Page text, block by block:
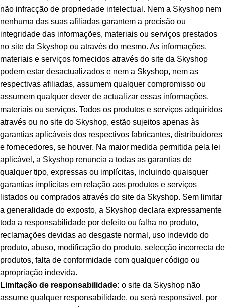
não infracção de propriedade intelectual. Nem a Skyshop nem
nenhuma das suas afiliadas garantem a precisão ou
integridade das informações, materiais ou serviços prestados
no site da Skyshop ou através do mesmo. As informações,
materiais e serviços fornecidos através do site da Skyshop
podem estar desactualizados e nem a Skyshop, nem as
respectivas afiliadas, assumem qualquer compromisso ou
assumem qualquer dever de actualizar essas informações,
materiais ou serviços. Todos os produtos e serviços adquiridos
através ou no site do Skyshop, estão sujeitos apenas às
garantias aplicáveis dos respectivos fabricantes, distribuidores
e fornecedores, se houver. Na maior medida permitida pela lei
aplicável, a Skyshop renuncia a todas as garantias de
qualquer tipo, expressas ou implícitas, incluindo quaisquer
garantias implícitas em relação aos produtos e serviços
listados ou comprados através do site da Skyshop. Sem limitar
a generalidade do exposto, a Skyshop declara expressamente
toda a responsabilidade por defeito ou falha no produto,
reclamações devidas ao desgaste normal, uso indevido do
produto, abuso, modificação do produto, selecção incorrecta de
produtos, falta de conformidade com qualquer código ou
apropriação indevida.
Limitação de responsabilidade: o site da Skyshop não
assume qualquer responsabilidade, ou será responsável, por